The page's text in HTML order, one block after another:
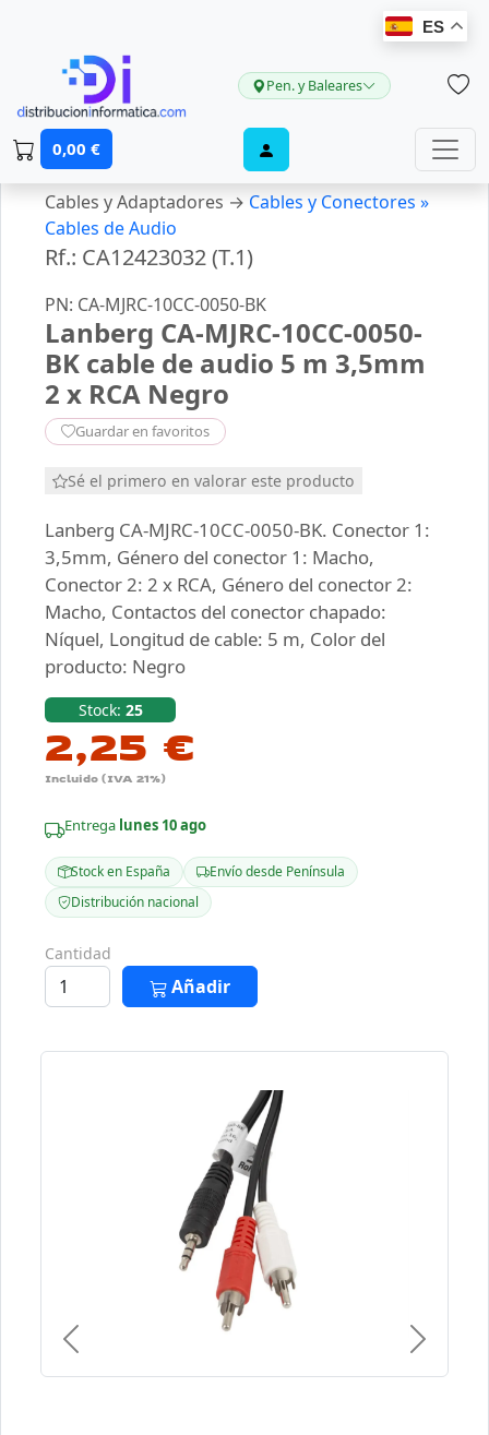
ES
Pen. y Baleares
0,00 €
Cables y Adaptadores → Cables y Conectores »
Cables de Audio
Rf.: CA12423032 (T.1)
PN: CA-MJRC-10CC-0050-BK
Lanberg CA-MJRC-10CC-0050-
BK cable de audio 5 m 3,5mm
2 x RCA Negro
Guardar en favoritos
Sé el primero en valorar este producto
Lanberg CA-MJRC-10CC-0050-BK. Conector 1:
3,5mm, Género del conector 1: Macho,
Conector 2: 2 x RCA, Género del conector 2:
Macho, Contactos del conector chapado:
Níquel, Longitud de cable: 5 m, Color del
producto: Negro
Stock: 25
2,25 €
Incluido (IVA 21%)
Entrega lunes 10 ago
Stock en España
Envío desde Península
Distribución nacional
Cantidad
Añadir
Previous Next